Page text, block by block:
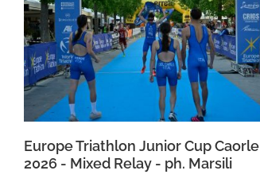
Europe Triathlon Junior Cup Caorle
2026 - Mixed Relay - ph. Marsili